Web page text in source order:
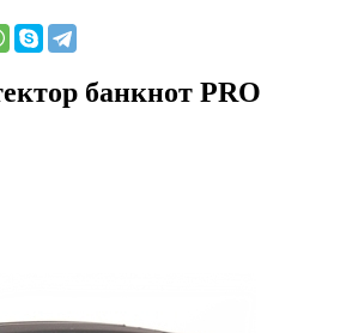
банкнот PRO